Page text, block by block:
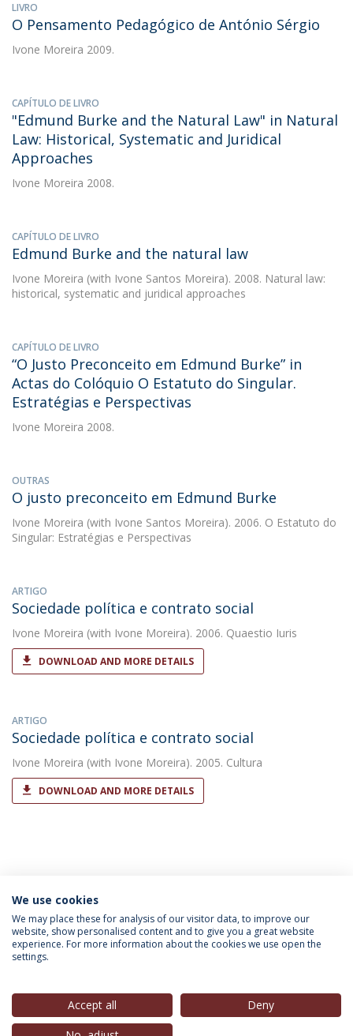
LIVRO
O Pensamento Pedagógico de António Sérgio
Ivone Moreira 2009.
CAPÍTULO DE LIVRO
"Edmund Burke and the Natural Law" in Natural
Law: Historical, Systematic and Juridical
Approaches
Ivone Moreira 2008.
CAPÍTULO DE LIVRO
Edmund Burke and the natural law
Ivone Moreira (with Ivone Santos Moreira). 2008. Natural law:
historical, systematic and juridical approaches
CAPÍTULO DE LIVRO
“O Justo Preconceito em Edmund Burke” in
Actas do Colóquio O Estatuto do Singular.
Estratégias e Perspectivas
Ivone Moreira 2008.
OUTRAS
O justo preconceito em Edmund Burke
Ivone Moreira (with Ivone Santos Moreira). 2006. O Estatuto do
Singular: Estratégias e Perspectivas
ARTIGO
Sociedade política e contrato social
Ivone Moreira (with Ivone Moreira). 2006. Quaestio Iuris
DOWNLOAD AND MORE DETAILS
ARTIGO
Sociedade política e contrato social
Ivone Moreira (with Ivone Moreira). 2005. Cultura
DOWNLOAD AND MORE DETAILS
INFORMAÇÃO PARA
We use cookies
We may place these for analysis of our visitor data, to improve our
website, show personalised content and to give you a great website
experience. For more information about the cookies we use open the
settings.
Accept all
Deny